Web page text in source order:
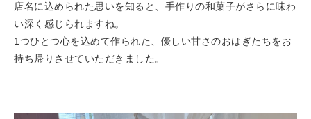
店名に込められた思いを知ると、手作りの和菓子がさらに味わ
い深く感じられますね。
1つひとつ心を込めて作られた、優しい甘さのおはぎたちをお
持ち帰りさせていただきました。